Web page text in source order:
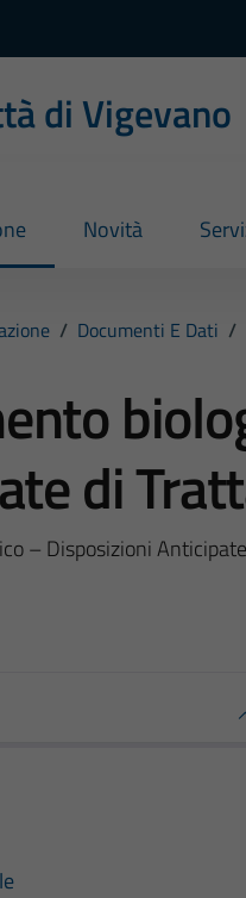
di Vigevano
Novità
/ Documenti E Dati /
di
– Disposizioni